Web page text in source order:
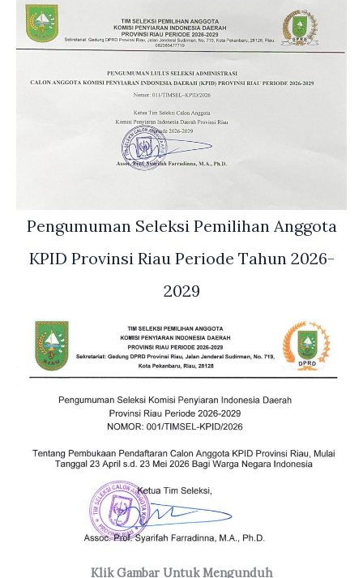
Pengumuman Seleksi Pemilihan Anggota
KPID Provinsi Riau Periode Tahun 2026-
2029
Klik Gambar Untuk Mengunduh